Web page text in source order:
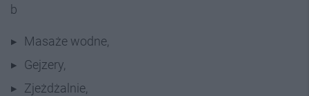
b
Masaże wodne,
Gejzery,
Zjeżdżalnie,